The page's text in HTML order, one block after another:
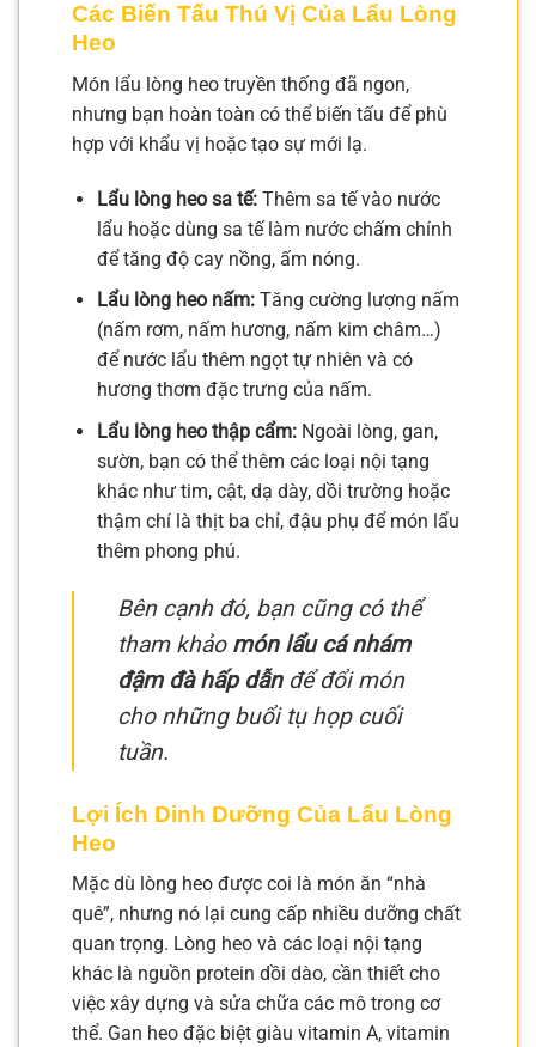
Các Biến Tấu Thú Vị Của Lẩu Lòng
Heo
Món lẩu lòng heo truyền thống đã ngon,
nhưng bạn hoàn toàn có thể biến tấu để phù
hợp với khẩu vị hoặc tạo sự mới lạ.
Lẩu lòng heo sa tế:Thêm sa tế vào nước
lẩu hoặc dùng sa tế làm nước chấm chính
để tăng độ cay nồng, ấm nóng.
Lẩu lòng heo nấm:Tăng cường lượng nấm
(nấm rơm, nấm hương, nấm kim châm…)
để nước lẩu thêm ngọt tự nhiên và có
hương thơm đặc trưng của nấm.
Lẩu lòng heo thập cẩm:Ngoài lòng, gan,
sườn, bạn có thể thêm các loại nội tạng
khác như tim, cật, dạ dày, dồi trường hoặc
thậm chí là thịt ba chỉ, đậu phụ để món lẩu
thêm phong phú.
Bên cạnh đó, bạn cũng có thể
tham khảo món lẩu cá nhám
đậm đà hấp dẫnđể đổi món
cho những buổi tụ họp cuối
tuần.
Lợi Ích Dinh Dưỡng Của Lẩu Lòng
Heo
Mặc dù lòng heo được coi là món ăn “nhà
quê”, nhưng nó lại cung cấp nhiều dưỡng chất
quan trọng. Lòng heo và các loại nội tạng
khác là nguồn protein dồi dào, cần thiết cho
việc xây dựng và sửa chữa các mô trong cơ
thể. Gan heo đặc biệt giàu vitamin A, vitamin